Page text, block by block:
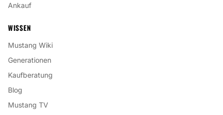
Ankauf
WISSEN
Mustang Wiki
Generationen
Kaufberatung
Blog
Mustang TV